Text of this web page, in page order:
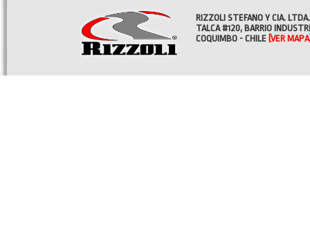
RIZZOLI STEFANO Y CIA. LTDA.
TALCA #120, BARRIO
COQUIMBO - CHILE [VER